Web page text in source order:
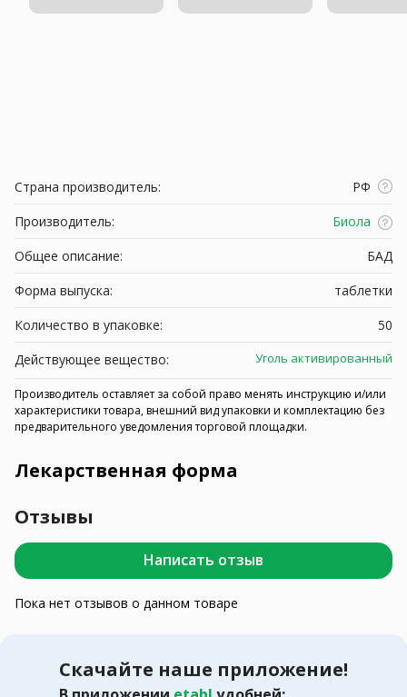
Страна производитель:
РФ
Производитель:
Биола
Общее описание:
БАД
Форма выпуска:
таблетки
Количество в упаковке:
50
Действующее вещество:
Уголь активированный
Производитель оставляет за собой право менять инструкцию и/или
характеристики товара, внешний вид упаковки и комплектацию без
предварительного уведомления торговой площадки.
Лекарственная форма
Отзывы
Написать отзыв
Пока нет отзывов о данном товаре
Скачайте наше приложение!